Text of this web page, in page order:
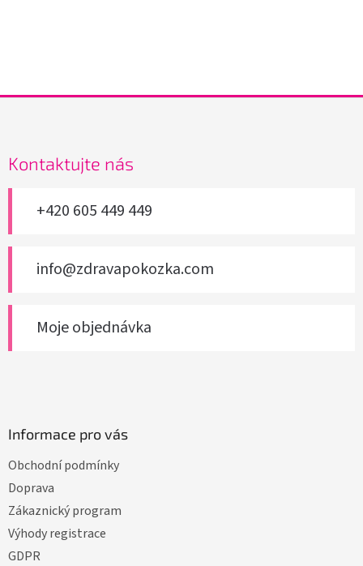
Kontaktujte nás
+420 605 449 449
info@zdravapokozka.com
Moje objednávka
Informace pro vás
Obchodní podmínky
Doprava
Zákaznický program
Výhody registrace
GDPR